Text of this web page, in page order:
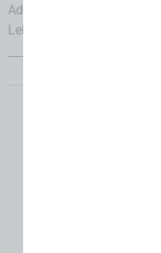
Adalbert-Raps-Stiftung
Lebensmittelbranche